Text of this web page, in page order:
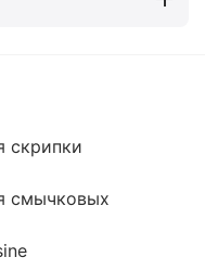
скрипки
смычковых